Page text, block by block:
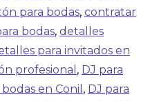
para bodas, contratar
bodas, detalles
para invitados en
profesional , DJ para
en Conil , DJ para